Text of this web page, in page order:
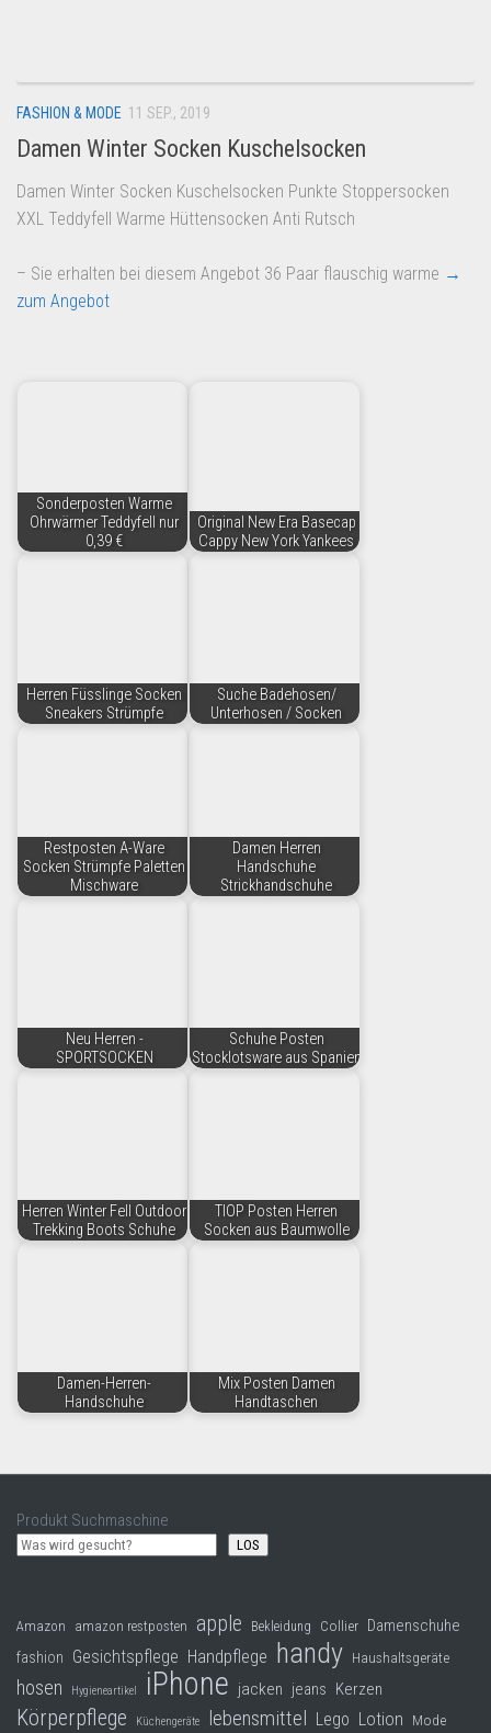
Amazon
Aldi
Lidl
Anmelden
FASHION & MODE 11 SEP., 2019
Damen Winter Socken Kuschelsocken
Damen Winter Socken Kuschelsocken Punkte Stoppersocken
XXL Teddyfell Warme Hüttensocken Anti Rutsch
– Sie erhalten bei diesem Angebot 36 Paar flauschig warme →
zum Angebot
Sonderposten Warme
Ohrwärmer Teddyfell nur
0,39 €
Original New Era Basecap
Cappy New York Yankees
Herren Füsslinge Socken
Sneakers Strümpfe
Suche Badehosen/
Unterhosen / Socken
Restposten A-Ware
Socken Strümpfe Paletten
Mischware
Damen Herren
Handschuhe
Strickhandschuhe
Neu Herren -
SPORTSOCKEN
Schuhe Posten
Stocklotsware aus Spanien
Herren Winter Fell Outdoor
Trekking Boots Schuhe
TIOP Posten Herren
Socken aus Baumwolle
Damen-Herren-
Handschuhe
Mix Posten Damen
Handtaschen
Produkt Suchmaschine
LOS
Amazon amazon restposten apple Bekleidung Collier Damenschuhe
fashion Gesichtspflege Handpflege handy Haushaltsgeräte
hosen Hygieneartikel iPhone jacken jeans Kerzen
Körperpflege Küchengeräte lebensmittel Lego Lotion Mode